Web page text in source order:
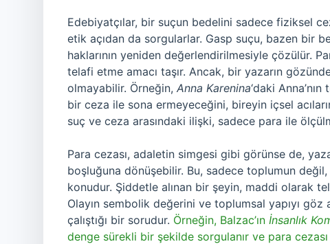
Edebiyatçılar, bir suçun bedelini sadece fiziksel
etik açıdan da sorgularlar. Gasp suçu, bazen bir
haklarının yeniden değerlendirilmesiyle çözülür.
telafi etme amacı taşır. Ancak, bir yazarın
olmayabilir. Örneğin, Anna Karenina‘daki
bir ceza ile sona ermeyeceğini, bireyin içsel
suç ve ceza arasındaki ilişki, sadece para ile
Para cezası, adaletin simgesi gibi görünse de,
boşluğuna dönüşebilir. Bu, sadece toplumun
konudur. Şiddetle alınan bir şeyin, maddi olarak
Olayın sembolik değerini ve toplumsal yapıyı
çalıştığı bir sorudur. Örneğin, Balzac’ın İnsanlık
denge sürekli bir şekilde sorgulanır ve para